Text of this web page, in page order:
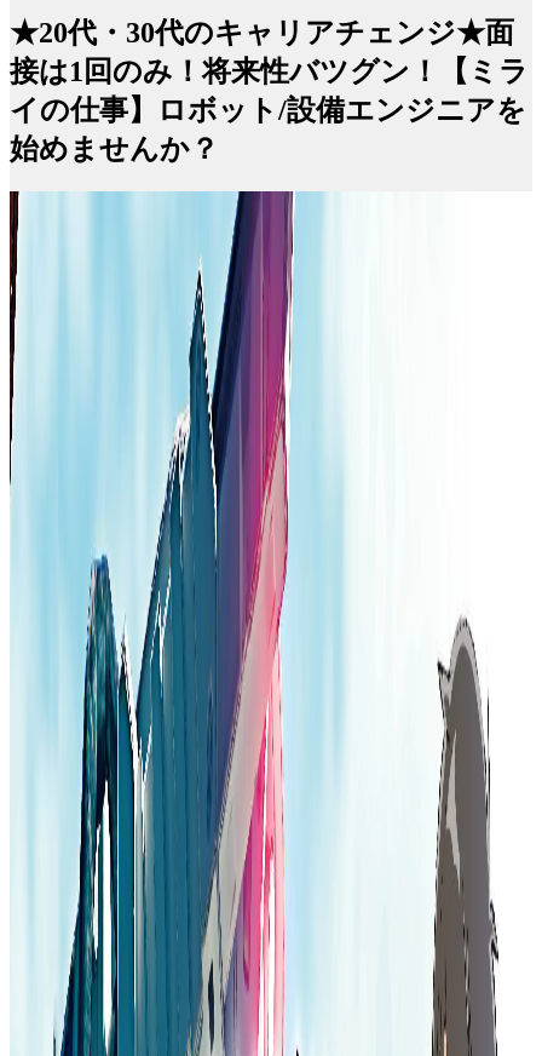
★20代・30代のキャリアチェンジ★面
接は1回のみ！将来性バツグン！【ミラ
イの仕事】ロボット/設備エンジニアを
始めませんか？